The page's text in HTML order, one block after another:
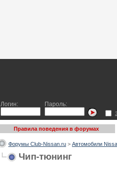
Логин: Пароль:
Правила поведения в форумах
Форумы Club-Nissan.ru > Автомобили
Чип-тюнинг